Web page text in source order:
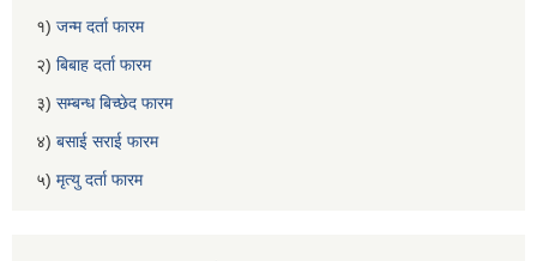
१) जन्म दर्ता फारम
२) बिबाह दर्ता फारम
३) सम्बन्ध बिच्छेद फारम
४) बसाई सराई फारम
५) मृत्यु दर्ता फारम